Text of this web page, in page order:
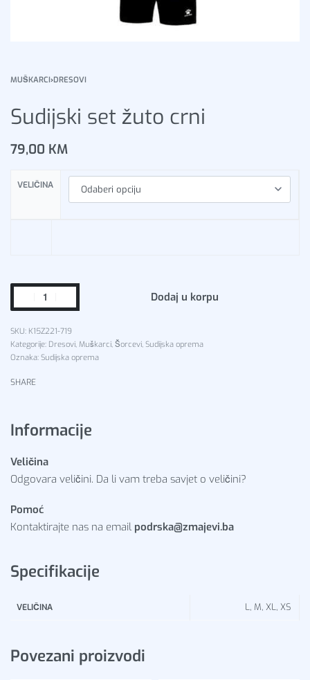
MUŠKARCI›DRESOVI
Sudijski set žuto crni
79,00 KM
VELIČINA
Dodaj u korpu
K15Z221-719
Kategorije: Dresovi, Muškarci, Šorcevi, Sudijska oprema
Oznaka: Sudijska oprema
SHARE
Informacije
Veličina
Odgovara veličini. Da li vam treba savjet o veličini?
Pomoć
Kontaktirajte nas na email podrska@zmajevi.ba
Specifikacije
VELIČINA L, M, XL, XS
Povezani proizvodi